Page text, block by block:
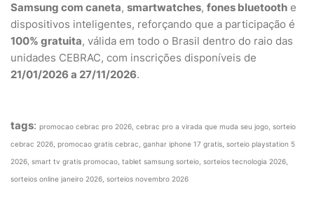
Samsung com caneta, smartwatches, fones bluetooth e
dispositivos inteligentes, reforçando que a participação é
100% gratuita, válida em todo o Brasil dentro do raio das
unidades CEBRAC, com inscrições disponíveis de
21/01/2026 a 27/11/2026.
tags: promocao cebrac pro 2026, cebrac pro a virada que muda seu jogo, sorteio
cebrac 2026, promocao gratis cebrac, ganhar iphone 17 gratis, sorteio playstation 5
2026, smart tv gratis promocao, tablet samsung sorteio, sorteios tecnologia 2026,
sorteios online janeiro 2026, sorteios novembro 2026